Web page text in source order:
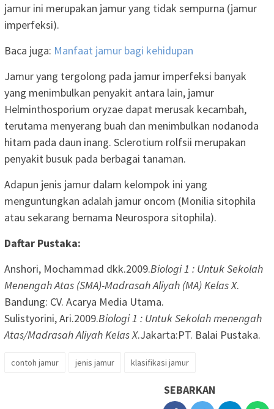
jamur ini merupakan jamur yang tidak sempurna (jamur
imperfeksi).
Baca juga: Manfaat jamur bagi kehidupan
Jamur yang tergolong pada jamur imperfeksi banyak
yang menimbulkan penyakit antara lain, jamur
Helminthosporium oryzae dapat merusak kecambah,
terutama menyerang buah dan menimbulkan nodanoda
hitam pada daun inang. Sclerotium rolfsii merupakan
penyakit busuk pada berbagai tanaman.
Adapun jenis jamur dalam kelompok ini yang
menguntungkan adalah jamur oncom (Monilia sitophila
atau sekarang bernama Neurospora sitophila).
Daftar Pustaka:
Anshori, Mochammad dkk.2009.Biologi 1 : Untuk Sekolah
Menengah Atas (SMA)-Madrasah Aliyah (MA) Kelas X.
Bandung: CV. Acarya Media Utama.
Sulistyorini, Ari.2009.Biologi 1 : Untuk Sekolah menengah
Atas/Madrasah Aliyah Kelas X.Jakarta:PT. Balai Pustaka.
contoh jamur jenis jamur klasifikasi jamur
SEBARKAN